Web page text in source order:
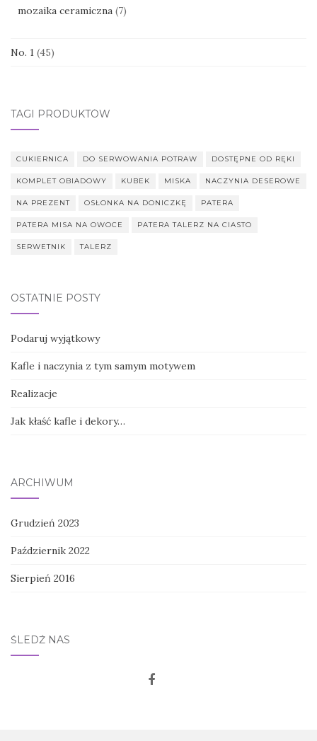
mozaika ceramiczna (7)
No. 1 (45)
TAGI PRODUKTÓW
CUKIERNICA DO SERWOWANIA POTRAW DOSTĘPNE OD RĘKI
KOMPLET OBIADOWY KUBEK MISKA NACZYNIA DESEROWE
NA PREZENT OSŁONKA NA DONICZKĘ PATERA
PATERA MISA NA OWOCE PATERA TALERZ NA CIASTO
SERWETNIK TALERZ
OSTATNIE POSTY
Podaruj wyjątkowy
Kafle i naczynia z tym samym motywem
Realizacje
Jak kłaść kafle i dekory…
ARCHIWUM
Grudzień 2023
Październik 2022
Sierpień 2016
ŚLEDŹ NAS